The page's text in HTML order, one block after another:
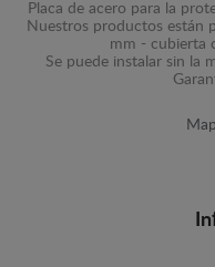
Placa de acero para la
Nuestros productos están
mm - cubierta
Se puede instalar sin la